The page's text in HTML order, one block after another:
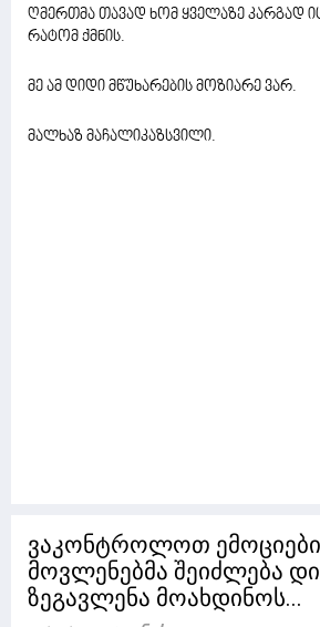
ღმერთმა თავად ხომ ყველაზე კარგად
რატომ ქმნის.
მე ამ დიდი მწუხარების მოზიარე ვარ.
მალხაზ მაჩალიკაზსვილი.
ვაკონტროლოთ
მოვლენებმა შეიძლება
ზეგავლენა მოახდინოს...